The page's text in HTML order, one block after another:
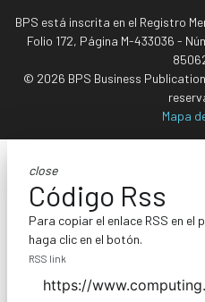
BPS está inscrita en el Registro
Folio 172, Página M-433036 -
© 2026 BPS Business
Mapa
close
Código Rss
Para copiar el enlace RSS en el
haga clic en el botón.
RSS link